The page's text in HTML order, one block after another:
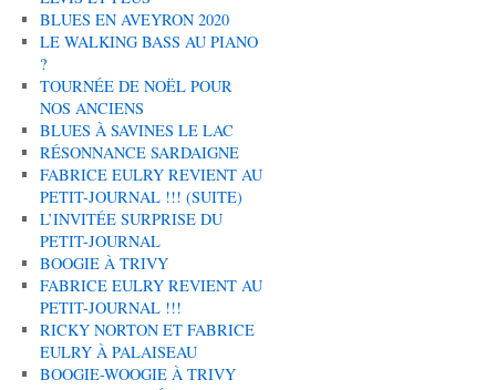
BLUES EN AVEYRON 2020
LE WALKING BASS AU PIANO
?
TOURNÉE DE NOËL POUR
NOS ANCIENS
BLUES À SAVINES LE LAC
RÉSONNANCE SARDAIGNE
FABRICE EULRY REVIENT AU
PETIT-JOURNAL !!! (SUITE)
L’INVITÉE SURPRISE DU
PETIT-JOURNAL
BOOGIE À TRIVY
FABRICE EULRY REVIENT AU
PETIT-JOURNAL !!!
RICKY NORTON ET FABRICE
EULRY À PALAISEAU
BOOGIE-WOOGIE À TRIVY